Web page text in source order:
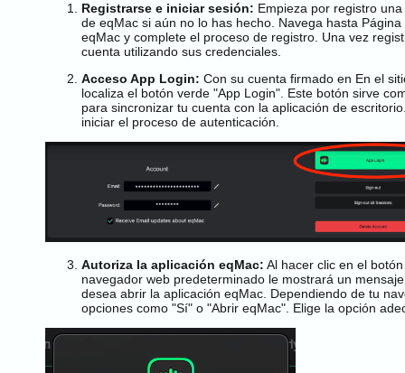
Registrarse e iniciar sesión: Empieza por registro
de eqMac si aún no lo has hecho. Navega hasta
eqMac y complete el proceso de registro. Una vez
cuenta utilizando sus credenciales.
Acceso App Login: Con su cuenta firmado en En el
localiza el botón verde "App Login". Este botón sirve
para sincronizar tu cuenta con la aplicación de
iniciar el proceso de autenticación.
Autoriza la aplicación eqMac: Al hacer clic en el
navegador web predeterminado le mostrará un
desea abrir la aplicación eqMac. Dependiendo de tu
opciones como "Sí" o "Abrir eqMac". Elige la opción